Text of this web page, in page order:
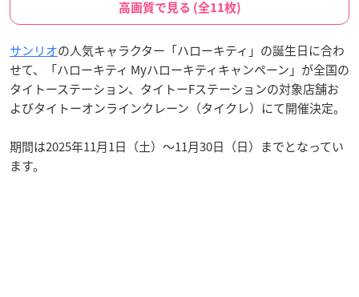
高画質で見る (全11枚)
サンリオの人気キャラクター「ハローキティ」の誕生日に合わ
せて、「ハローキティ Myハローキティキャンペーン」が全国の
タイトーステーション、タイトーFステーションの対象店舗お
よびタイトーオンラインクレーン（タイクレ）にて開催決定。
期間は2025年11月1日（土）〜11月30日（日）までとなってい
ます。